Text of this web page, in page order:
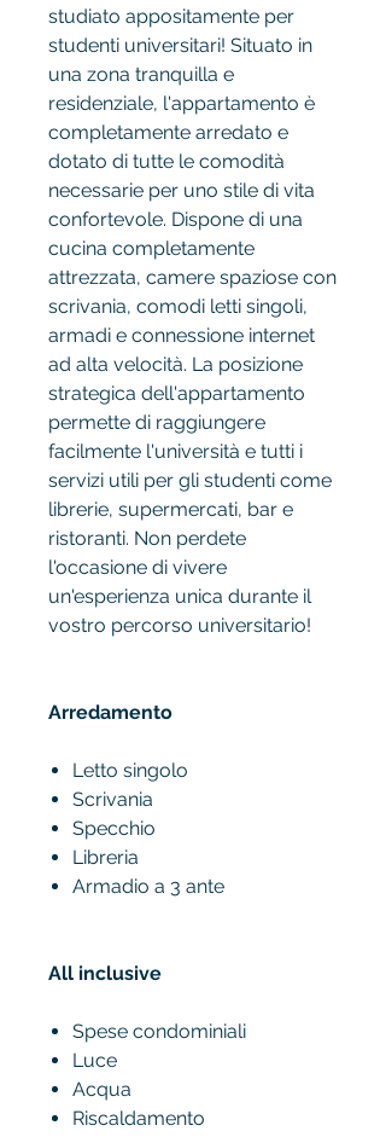
studiato appositamente per
studenti universitari! Situato in
una zona tranquilla e
residenziale, l'appartamento è
completamente arredato e
dotato di tutte le comodità
necessarie per uno stile di vita
confortevole. Dispone di una
cucina completamente
attrezzata, camere spaziose con
scrivania, comodi letti singoli,
armadi e connessione internet
ad alta velocità. La posizione
strategica dell'appartamento
permette di raggiungere
facilmente l'università e tutti i
servizi utili per gli studenti come
librerie, supermercati, bar e
ristoranti. Non perdete
l'occasione di vivere
un'esperienza unica durante il
vostro percorso universitario!
Arredamento
Letto singolo
Scrivania
Specchio
Libreria
Armadio a 3 ante
All inclusive
Spese condominiali
Luce
Acqua
Riscaldamento